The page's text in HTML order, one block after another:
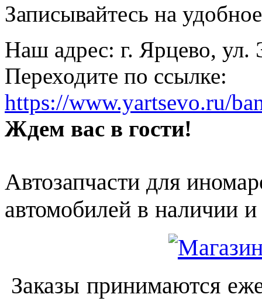
Записывайтесь на
Наш адрес: г. Ярцево, ул.
Переходите по ссылке:
https://www.yartsevo.ru/
Ждем вас в гости!
Автозапчасти для
автомобилей в наличии и
Заказы принимаются